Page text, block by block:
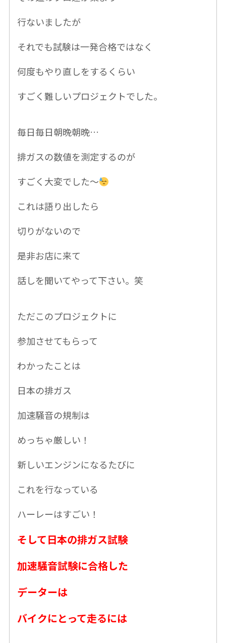
行ないましたが
それでも試験は一発合格ではなく
何度もやり直しをするくらい
すごく難しいプロジェクトでした。
毎日毎日朝晩朝晩…
排ガスの数値を測定するのが
すごく大変でした〜
これは語り出したら
切りがないので
是非お店に来て
話しを聞いてやって下さい。笑
ただこのプロジェクトに
参加させてもらって
わかったことは
日本の排ガス
加速騒音の規制は
めっちゃ厳しい！
新しいエンジンになるたびに
これを行なっている
ハーレーはすごい！
そして日本の排ガス試験
加速騒音試験に合格した
データーは
バイクにとって走るには